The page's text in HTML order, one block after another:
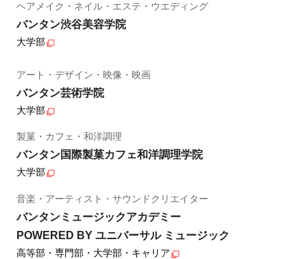
ヘアメイク・ネイル・エステ・ウエディング
バンタン渋谷美容学院
大学部
アート・デザイン・映像・映画
バンタン芸術学院
大学部
製菓・カフェ・和洋調理
バンタン国際製菓カフェ和洋調理学院
大学部
音楽・アーティスト・サウンドクリエイター
バンタンミュージックアカデミー
POWERED BY ユニバーサル ミュージック
高等部・専門部・大学部・キャリア